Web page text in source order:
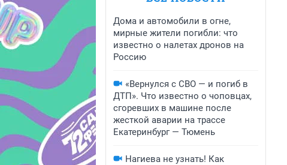
Дома и автомобили в огне,
мирные жители погибли: что
известно о налетах дронов на
Россию
«Вернулся с СВО — и погиб в
ДТП». Что известно о чоповцах,
сгоревших в машине после
жесткой аварии на трассе
Екатеринбург — Тюмень
Нагиева не узнать! Как